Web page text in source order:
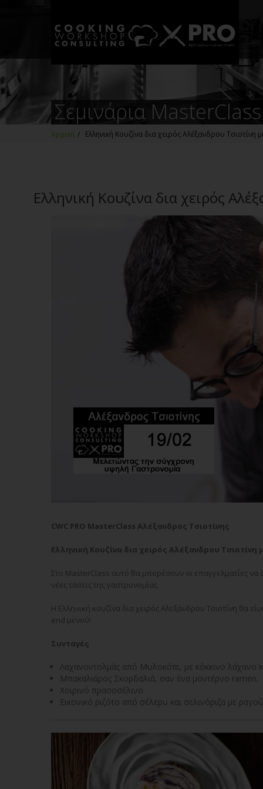
Σεμινάρια
Αρχική / Ελληνική Κουζίνα δια χειρός Αλέξανδρου Τσιοτίνη
Ελληνική Κουζίνα δια χειρός
CWC PRO MasterClass Αλέξανδρος Τσιοτίνης
Ελληνική Κουζίνα δια χειρός Αλέξανδρου
Στο MasterClass αυτό θα μπορέσουν οι επαγγελματίες να
νέες τάσεις της γαστρονομίας.
Η Ελληνική κουζίνα δια χειρός Αλεξάνδρου Τσιοτίνη θα
end μενού!
Συνταγές
Λαχανοντολμάς από Μυλοκόπι, με κόκκινο λάχανο
Μπακαλιάρος Σκορδαλιά, σαν ένα μοντέρνο ramen.
Χοιρινό πρασοσέλινο.
Εικονικό ριζότο από σέλερυ και σελινόριζα με